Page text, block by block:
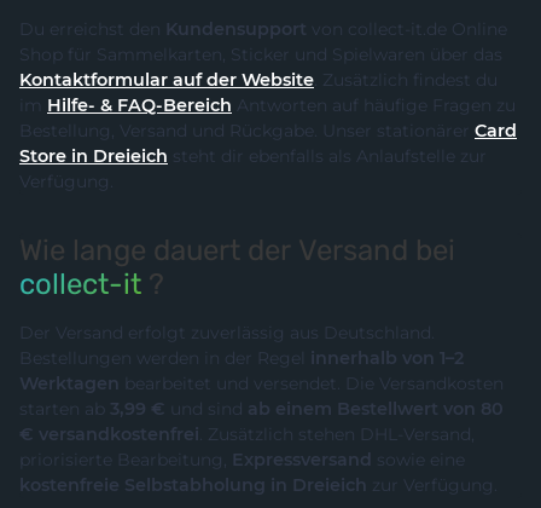
Du erreichst den Kundensupport von collect-it.de Online
Shop für Sammelkarten, Sticker und Spielwaren über das
Kontaktformular auf der Website. Zusätzlich findest du
im Hilfe- & FAQ-Bereich Antworten auf häufige Fragen zu
Bestellung, Versand und Rückgabe. Unser stationärer Card
Store in Dreieich steht dir ebenfalls als Anlaufstelle zur
Verfügung.
Wie lange dauert der Versand bei
collect-it ?
Der Versand erfolgt zuverlässig aus Deutschland.
Bestellungen werden in der Regel innerhalb von 1–2
Werktagen bearbeitet und versendet. Die Versandkosten
starten ab 3,99 € und sind ab einem Bestellwert von 80
€ versandkostenfrei. Zusätzlich stehen DHL-Versand,
priorisierte Bearbeitung, Expressversand sowie eine
kostenfreie Selbstabholung in Dreieich zur Verfügung.